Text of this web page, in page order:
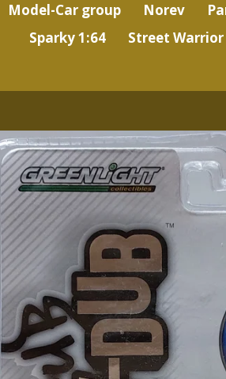
Model-Car group
Norev
Sparky 1:64
Street Warrior